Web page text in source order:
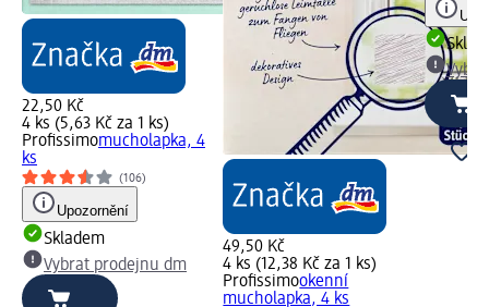
22,50 Kč
4 ks (5,63 Kč za 1 ks)
Profissimomucholapka, 4
ks
(106)
Upozornění
Skladem
Vybrat prodejnu dm
49,50 Kč
4 ks (12,38 Kč za 1 ks)
Profissimookenní
mucholapka, 4 ks